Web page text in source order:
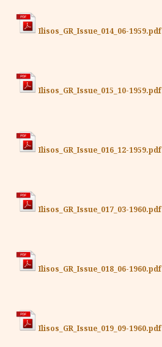
Ilisos_GR_Issue_014_06-1959.pdf
Ilisos_GR_Issue_015_10-1959.pdf
Ilisos_GR_Issue_016_12-1959.pdf
Ilisos_GR_Issue_017_03-1960.pdf
Ilisos_GR_Issue_018_06-1960.pdf
Ilisos_GR_Issue_019_09-1960.pdf